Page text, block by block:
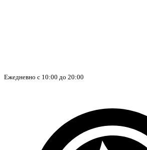
Ежедневно с 10:00 до 20:00